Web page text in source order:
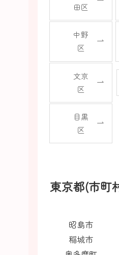
田区
中野
区
文京
区
目黒
区
東京都(市町
昭島市
稲城市